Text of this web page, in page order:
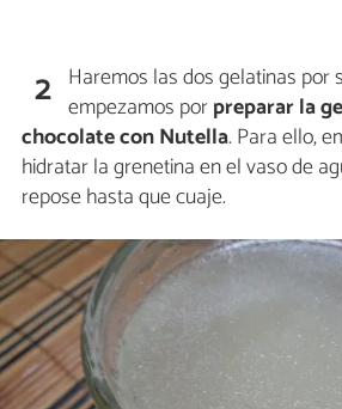
2 Haremos las dos gelatinas por
empezamos porpreparar la
chocolate con Nutella. Para ello,
hidratar la grenetina en el vaso de
repose hasta que cuaje.